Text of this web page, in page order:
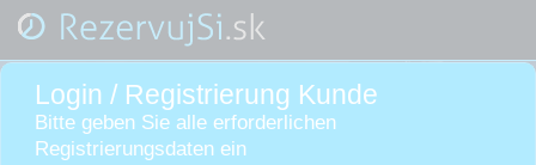
Login / Registrierung Kunde
Bitte geben Sie alle erforderlichen
Registrierungsdaten ein